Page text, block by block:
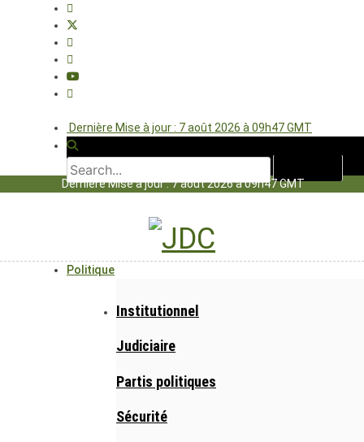
Dernière Mise à jour : 7 août 2026 à 09h47 GMT
Dernière Mise à jour : 7 août 2026 à 09h47 GMT
Politique
Institutionnel
Judiciaire
Partis politiques
Sécurité